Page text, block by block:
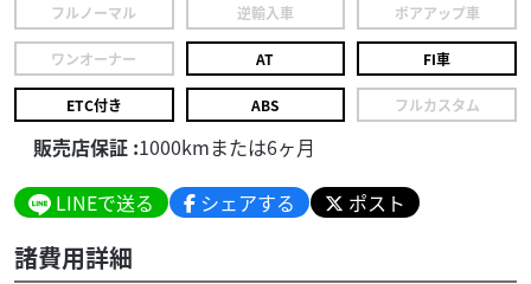
フルノーマル 逆輸入車 ボアアップ車
ワンオーナー AT FI車
ETC付き ABS フルカスタム
販売店保証 :1000kmまたは6ヶ月
LINEで送る
シェアする ポスト
諸費用詳細